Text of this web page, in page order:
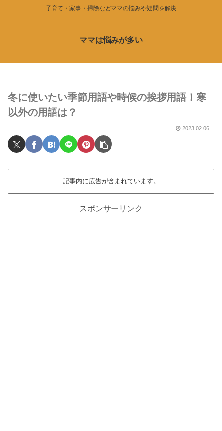
子育て・家事・掃除などママの悩みや疑問を解決
ママは悩みが多い
冬に使いたい季節用語や時候の挨拶用語！寒
以外の用語は？
2023.02.06
記事内に広告が含まれています。
スポンサーリンク